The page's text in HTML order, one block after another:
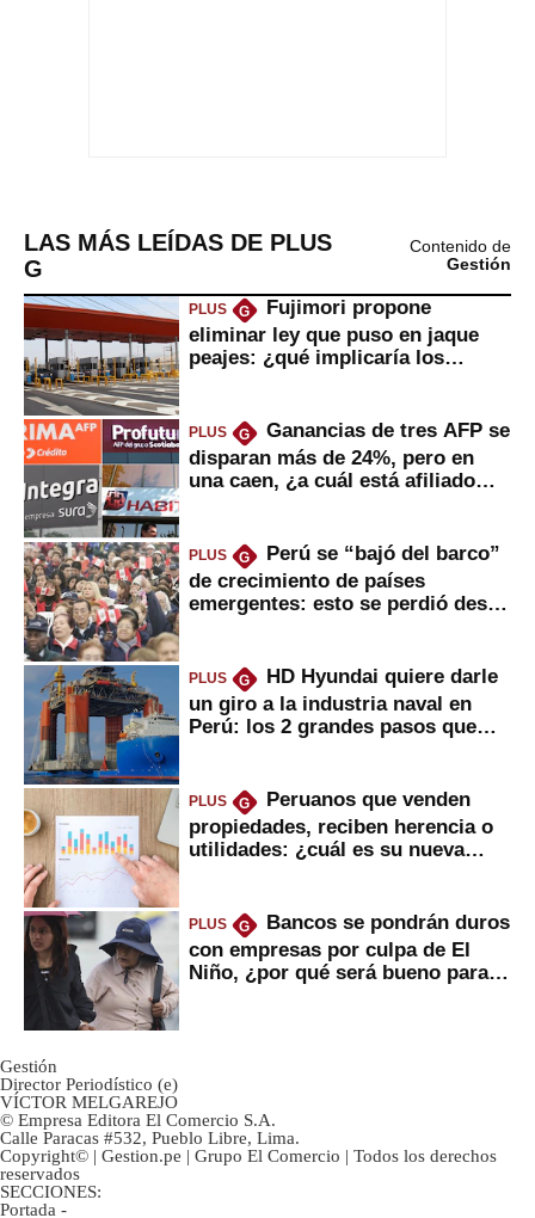
LAS MÁS LEÍDAS DE PLUS
G
Contenido de
Gestión
PLUS G
Fujimori propone
eliminar ley que puso en jaque
peajes: ¿qué implicaría los
PLUS G
Ganancias de tres AFP se
disparan más de 24%, pero en
una caen, ¿a cuál está afiliado
PLUS G
Perú se “bajó del barco”
de crecimiento de países
emergentes: esto se perdió desde
PLUS G
HD Hyundai quiere darle
un giro a la industria naval en
Perú: los 2 grandes pasos que
PLUS G
Peruanos que venden
propiedades, reciben herencia o
utilidades: ¿cuál es su nueva
PLUS G
Bancos se pondrán duros
con empresas por culpa de El
Niño, ¿por qué será bueno para
Gestión
Director Periodístico (e)
VÍCTOR MELGAREJO
© Empresa Editora El Comercio S.A.
Calle Paracas #532, Pueblo Libre, Lima.
Copyright© | Gestion.pe | Grupo El Comercio | Todos los derechos
reservados
SECCIONES:
Portada -